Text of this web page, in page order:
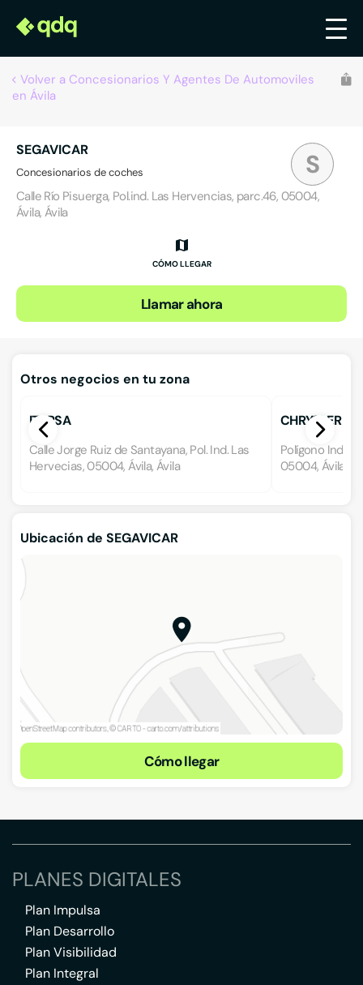
Volver a Concesionarios Y Agentes De Automoviles
en Ávila
S
SEGAVICAR
Concesionarios de coches
Calle Río Pisuerga, Pol.ind. Las Hervencias, parc.46, 05004,
Ávila, Ávila
CÓMO LLEGAR
Llamar ahora
Otros negocios en tu zona
ITARSA
Calle Jorge Ruiz de Santayana, Pol. Ind. Las
Hervecias, 05004, Ávila, Ávila
CHRYSLER
Polígono
05004, Ávila,
Ubicación de SEGAVICAR
Cómo llegar
PLANES DIGITALES
Plan Impulsa
Plan Desarrollo
Plan Visibilidad
Plan Integral